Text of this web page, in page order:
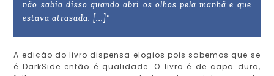
não sabia disso quando abri os olhos pela manhã e que
estava atrasada. [...]"
A edição do livro dispensa elogios pois sabemos que se
é DarkSide então é qualidade. O livro é de capa dura,